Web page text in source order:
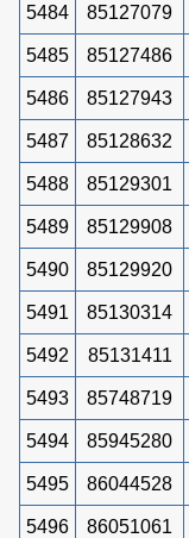
5484 85127079
5485 85127486
5486 85127943
5487 85128632
5488 85129301
5489 85129908
5490 85129920
5491 85130314
5492 85131411
5493 85748719
5494 85945280
5495 86044528
5496 86051061